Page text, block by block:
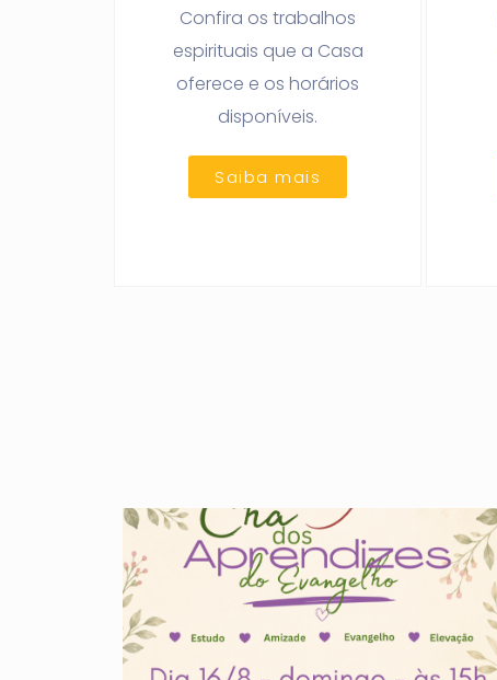
Confira os trabalhos
espirituais que a Casa
oferece e os horários
disponíveis.
Saiba mais